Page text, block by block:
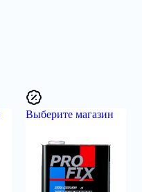
Выберите магазин